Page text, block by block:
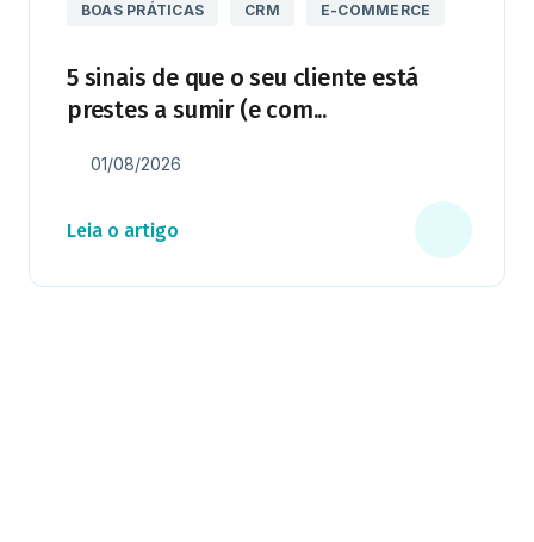
BOAS PRÁTICAS CRM E-COMMERCE
5 sinais de que o seu cliente está
prestes a sumir (e com...
01/08/2026
Leia o artigo